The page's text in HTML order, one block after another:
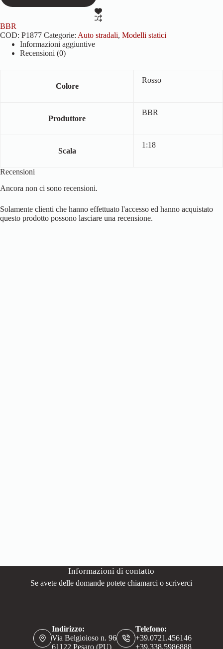
BBR
COD: P1877 Categorie: Auto stradali, Modelli statici
Informazioni aggiuntive
Recensioni (0)
Colore
Rosso
Produttore
BBR
Scala
1:18
Recensioni
Ancora non ci sono recensioni.
Solamente clienti che hanno effettuato l'accesso ed hanno acquistato
questo prodotto possono lasciare una recensione.
Informazioni di contatto
Se avete delle domande potete chiamarci o scriverci
Indirizzo:
Via Belgioioso n. 96
61122 Pesaro (PU)
Telefono:
+39.0721.456146
+39.338.5986888